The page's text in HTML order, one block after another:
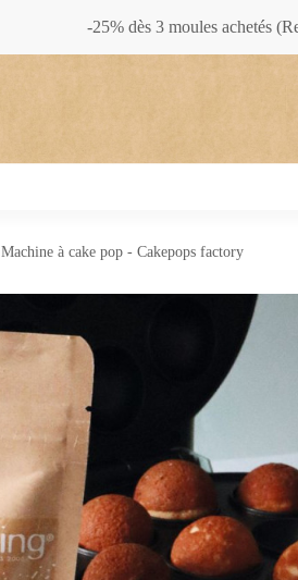
-25% dès 3 moules achetés
Machine à cake pop - Cakepops factory